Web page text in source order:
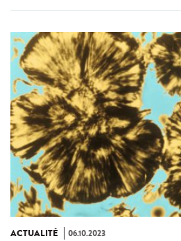
ACTUALITÉ 06.10.2023